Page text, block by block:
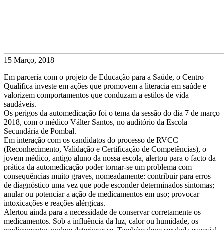
15 Março, 2018
Em parceria com o projeto de Educação para a Saúde, o Centro
Qualifica investe em ações que promovem a literacia em saúde e
valorizem comportamentos que conduzam a estilos de vida
saudáveis.
Os perigos da automedicação foi o tema da sessão do dia 7 de março
2018, com o médico Válter Santos, no auditório da Escola
Secundária de Pombal.
Em interação com os candidatos do processo de RVCC
(Reconhecimento, Validação e Certificação de Competências), o
jovem médico, antigo aluno da nossa escola, alertou para o facto da
prática da automedicação poder tornar-se um problema com
consequências muito graves, nomeadamente: contribuir para erros
de diagnóstico uma vez que pode esconder determinados sintomas;
anular ou potenciar a ação de medicamentos em uso; provocar
intoxicações e reações alérgicas.
Alertou ainda para a necessidade de conservar corretamente os
medicamentos. Sob a influência da luz, calor ou humidade, os